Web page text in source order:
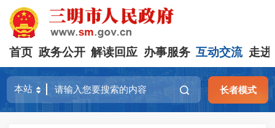
首页 政务公开 解读回应 办事服务 互动交流 走进
长者模式